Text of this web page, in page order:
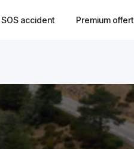
SOS accident Premium offert